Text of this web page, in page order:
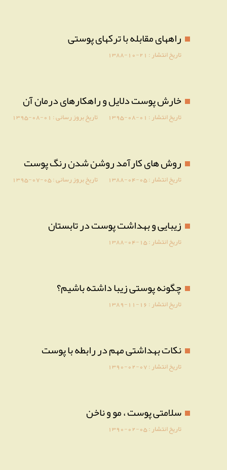
راههای مقابله با ترکهای پوستی
تاریخ انتشار : 1388-10-21
خارش پوست دلایل و راهکارهای درمان آن
تاریخ انتشار : 1395-08-01 تاریخ بروز رسانی : 1395-08-01
روش های کارآمد روشن شدن رنگ پوست
تاریخ انتشار :1388-04-05 تاریخ بروز رسانی :1395-07-05
زیبایی و بهداشت پوست در تابستان
تاریخ انتشار :1388-04-15
چگونه پوستی زیبا داشته باشیم؟
تاریخ انتشار :1389-11-16
نکات بهداشتی مهم در رابطه با پوست
تاریخ انتشار :1390-02-07
سلامتی پوست ، مو و ناخن
تاریخ انتشار :1390-02-05